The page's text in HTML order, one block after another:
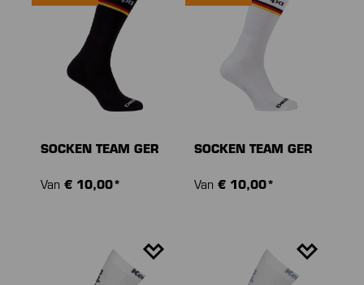
SOCKEN TEAM GER
Van € 10,00*
SOCKEN TEAM GER
Van € 10,00*